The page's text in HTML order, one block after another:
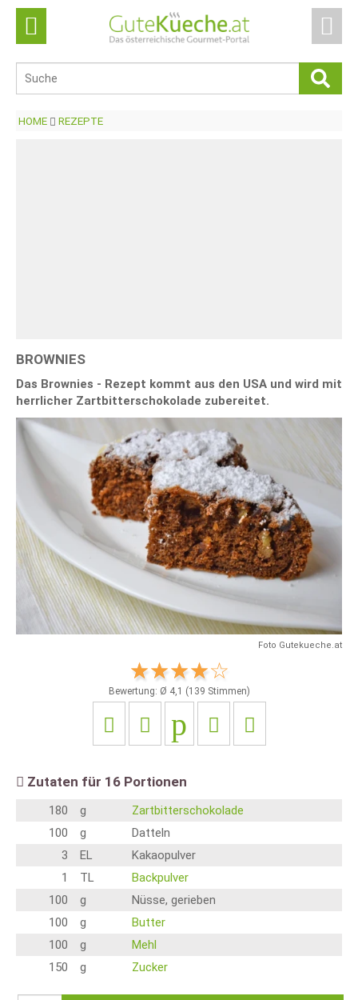
HOME REZEPTE
BROWNIES
Das Brownies - Rezept kommt aus den USA und wird mit
herrlicher Zartbitterschokolade zubereitet.
Foto Gutekueche.at
Bewertung: Ø 4,1 (139 Stimmen)
Zutaten für 16 Portionen
180 g
Zartbitterschokolade
100
g
Datteln
3
EL
Kakaopulver
1
TL
Backpulver
100
g
Nüsse, gerieben
100
g
Butter
100
g
Mehl
150
g Zucker